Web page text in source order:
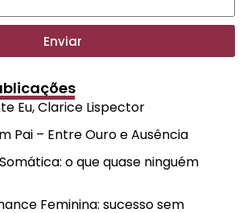
Enviar
Eu, Clarice Lispector
Pai – Entre Ouro e Ausência
o que quase ninguém
Feminina: sucesso sem